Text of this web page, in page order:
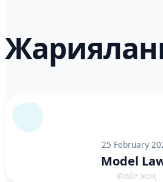
25 February
Model
Файл жоқ